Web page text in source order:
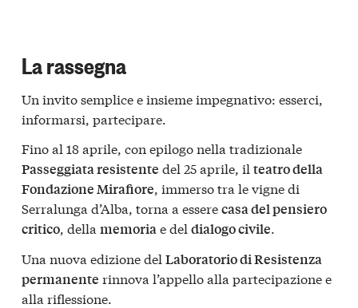
La rassegna
Un invito semplice e insieme impegnativo: esserci,
informarsi, partecipare.
Fino al 18 aprile, con epilogo nella tradizionale
Passeggiata resistente del 25 aprile, il teatro della
Fondazione Mirafiore, immerso tra le vigne di
Serralunga d’Alba, torna a esserecasa del pensiero
critico, della memoriae del dialogo civile.
Una nuova edizione del Laboratorio di Resistenza
permanente rinnova l’appello alla partecipazione e
alla riflessione.